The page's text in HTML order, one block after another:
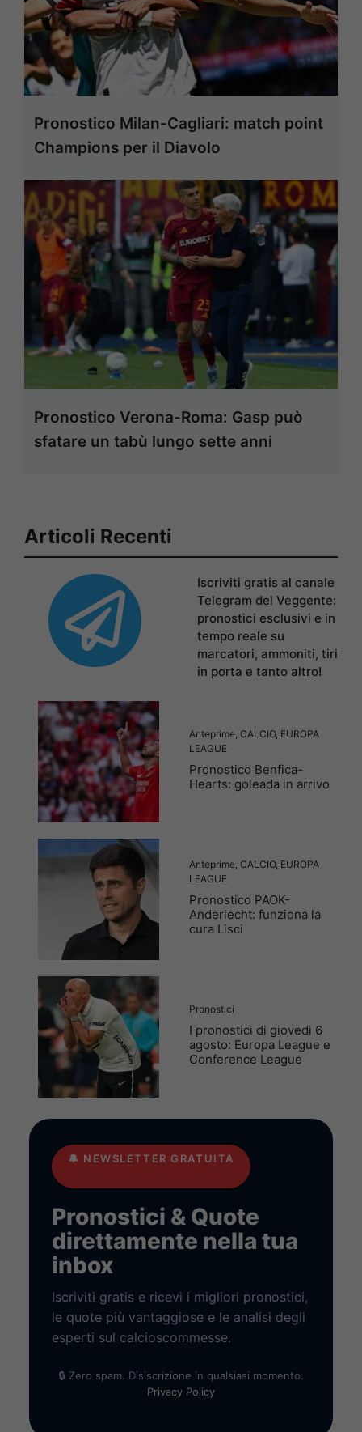
Pronostico Milan-Cagliari: match point
Champions per il Diavolo
Pronostico Verona-Roma: Gasp può
sfatare un tabù lungo sette anni
Articoli Recenti
Iscriviti gratis al canale
Telegram del Veggente:
pronostici esclusivi e in
tempo reale su
marcatori, ammoniti, tiri
in porta e tanto altro!
Anteprime, CALCIO, EUROPA
LEAGUE
Pronostico Benfica-
Hearts: goleada in arrivo
Anteprime, CALCIO, EUROPA
LEAGUE
Pronostico PAOK-
Anderlecht: funziona la
cura Lisci
Pronostici
I pronostici di giovedì 6
agosto: Europa League e
Conference League
🔔 NEWSLETTER GRATUITA
Pronostici & Quote
direttamente nella tua
inbox
Iscriviti gratis e ricevi i migliori pronostici,
le quote più vantaggiose e le analisi degli
esperti sul calcioscommesse.
🔒 Zero spam. Disiscrizione in qualsiasi momento.
Privacy Policy